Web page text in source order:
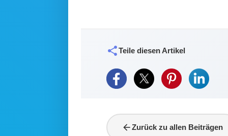
shareTeile diesen Artikel
arrow_backZurück zu allen Beiträgen